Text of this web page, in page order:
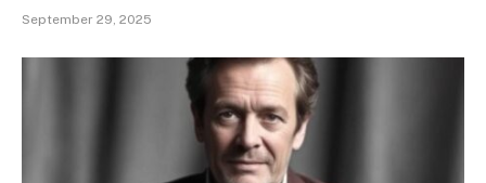
September 29, 2025